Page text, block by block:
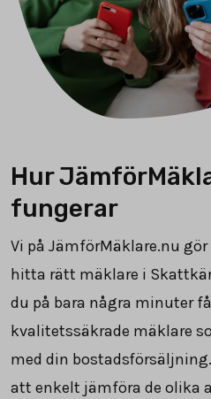
Hur
fungerar
Vi på JämförMäklare.nu
hitta rätt mäklare i
du på bara några minuter
kvalitetssäkrade mäklare
med din
att enkelt jämföra de olika